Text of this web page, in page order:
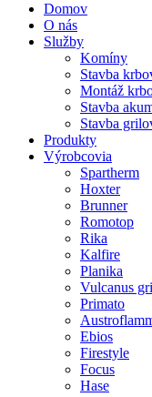
Domov
O nás
Služby
Komíny
Stavba
Montáž
Stavba
Stavba
Produkty
Výrobcovia
Spartherm
Hoxter
Brunner
Romotop
Rika
Kalfire
Planika
Vulcanus
Primato
Ebios
Firestyle
Focus
Hase